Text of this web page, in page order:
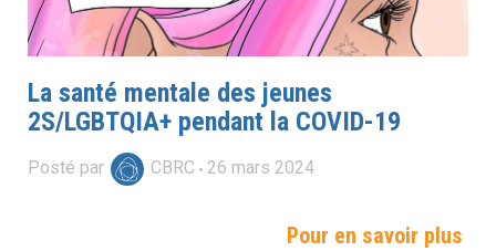
La santé mentale des jeunes
2S/LGBTQIA+ pendant la COVID-19
Posté par CBRC 26 mars 2024
Pour en savoir plus